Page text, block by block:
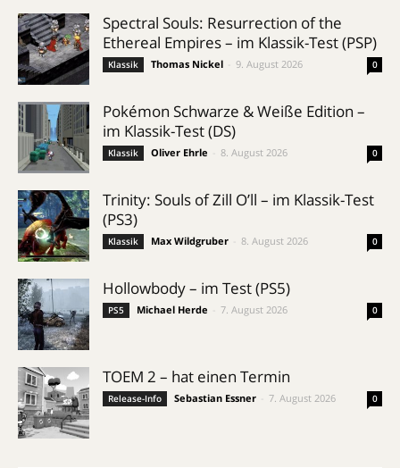
Spectral Souls: Resurrection of the
Ethereal Empires – im Klassik-Test (PSP)
Klassik Thomas Nickel 9. August 2026 0
Pokémon Schwarze & Weiße Edition –
im Klassik-Test (DS)
Klassik Oliver Ehrle 8. August 2026 0
Trinity: Souls of Zill O’ll – im Klassik-Test
(PS3)
Klassik Max Wildgruber 8. August 2026 0
Hollowbody – im Test (PS5)
PS5 Michael Herde 7. August 2026 0
TOEM 2 – hat einen Termin
Release-Info Sebastian Essner 7. August 2026 0